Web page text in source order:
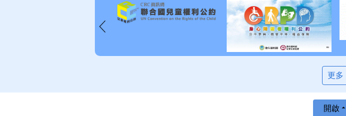
更多
開啟